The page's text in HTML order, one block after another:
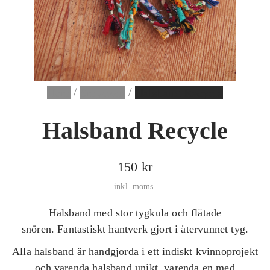
a
m
e
d
i
/ /
Halsband Recycle
O
r
i
n
a
150 kr
inkl. moms.
Halsband med stor tygkula och flätade
snören. Fantastiskt hantverk gjort i återvunnet tyg.
Alla halsband är handgjorda i ett indiskt kvinnoprojekt
och varenda halsband unikt, varenda en med